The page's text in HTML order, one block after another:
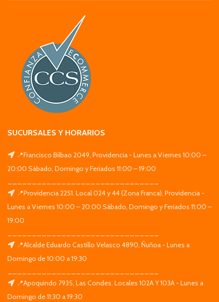
SUCURSALES Y HORARIOS
📍Francisco Bilbao 2049, Providencia - Lunes a Viernes 10:00 –
20:00 Sábado, Domingo y Feriados 11:00 – 19:00
📍Providencia 2251. Local 024 y 44 (Zona Franca), Providencia -
Lunes a Viernes 10:00 – 20:00 Sábado, Domingo y Feriados 11:00 –
19:00
📍Alcalde Eduardo Castillo Velasco 4890, Ñuñoa - Lunes a
Domingo de 10:00 a 19:30
📍Apoquindo 7935, Las Condes. Locales 102A Y 103A - Lunes a
Domingo de 11:30 a 19:30